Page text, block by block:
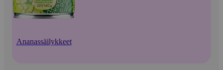
Ananassäilykkeet